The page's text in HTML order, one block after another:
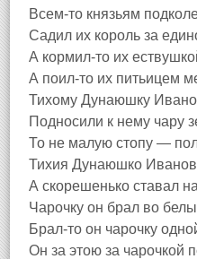
Всем-то князьям
Садил их король за
А кормил-то их
А поил-то их питьицем
Тихому Дунаюшку
Подносили к нему чару
То не малую стопу —
Тихия Дунаюшко
А скорешенько ставал
Чарочку он брал во белы
Брал-то он чарочку
Он за этою за чарочкой